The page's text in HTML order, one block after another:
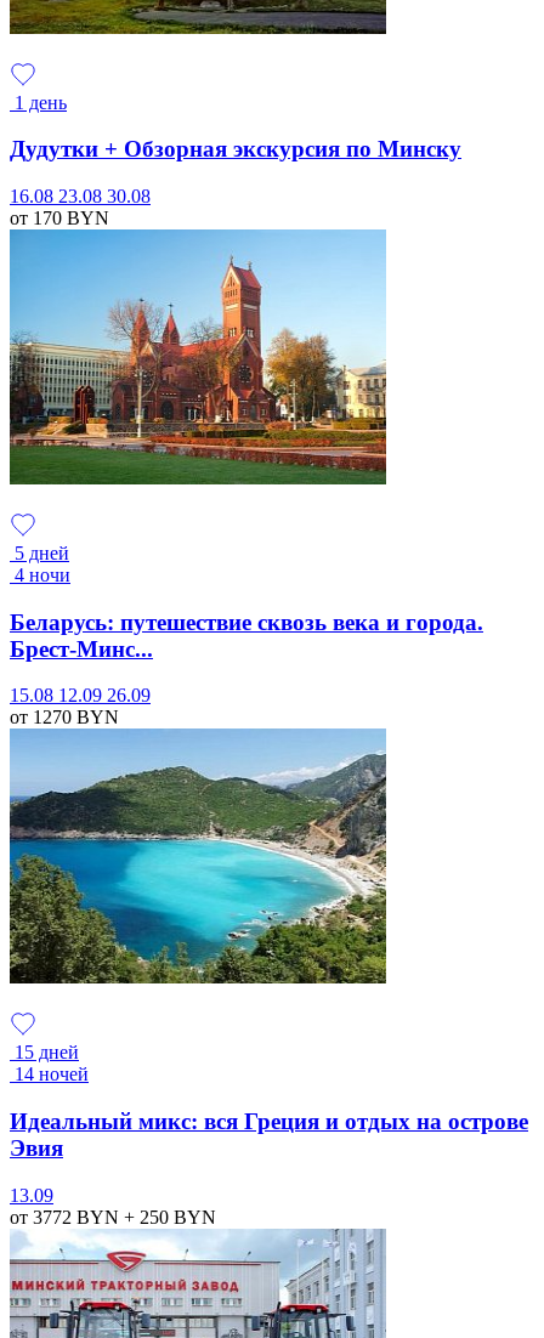
1 день
Дудутки + Обзорная экскурсия по Минску
16.08 23.08 30.08
от 170 BYN
5 дней
4 ночи
Беларусь: путешествие сквозь века и города.
Брест-Минс...
15.08 12.09 26.09
от 1270 BYN
15 дней
14 ночей
Идеальный микс: вся Греция и отдых на острове
Эвия
13.09
от 3772 BYN + 250 BYN